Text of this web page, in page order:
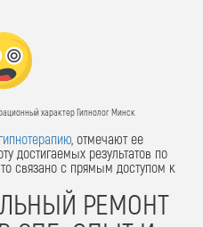
характер Гипнолог Минск
гипнотерапию, отмечают ее
достигаемых результатов по
связано с прямым доступом к
РЕМОНТ